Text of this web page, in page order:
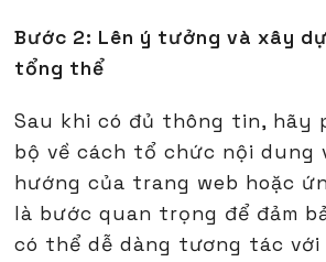
Bước 2: Lên ý tưởng và xây
tổng thể
Sau khi có đủ thông tin, hãy
bộ về cách tổ chức nội dung
hướng của trang web hoặc
là bước quan trọng để đảm
có thể dễ dàng tương tác với